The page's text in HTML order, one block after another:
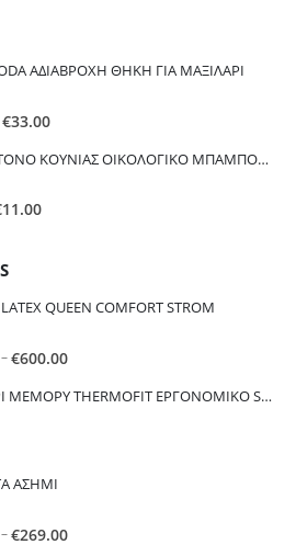
ΑΔΙΑΒΡΟΧΗ ΘΗΚΗ ΓΙΑ ΜΑΞΙΛΑΡΙ
€33.00Price
€18.00
ΥΠΟΣΕΝΤΟΝΟ ΚΟΥΝΙΑΣ ΟΙΚΟΛΟΓΙΚΟ ΜΠΑΜΠΟΥ ΑΔΙΑΒΡΟΧΟ ΠΟΛΛΑΠΛΩΝ ΧΡΗΣΕΩΝ
11.00Price
€11.00
QUEEN COMFORT STROM
–€600.00Price
€290.00
ΜΑΞΙΛΑΡΙ ΜΕΜΟΡΥ THERMOFIT ΕΡΓΟΝΟΜΙΚΟ Symbio® Ergonomic 50Χ70CM
ΑΣΗΜΙ
–€269.00Price